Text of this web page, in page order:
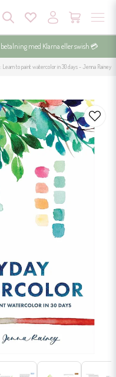
betalning med Klarna eller swish 💳
Learn to paint watercolor in 30 days - Jenna Rainey